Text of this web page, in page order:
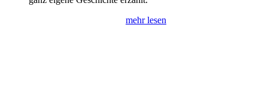
mehr lesen